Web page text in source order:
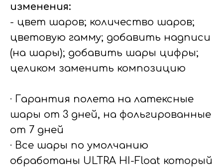
изменения:
- цвет шаров; количество шаров;
цветовую гамму; добавить надписи
(на шары); добавить шары цифры;
целиком заменить композицию
· Гарантия полета на латексные
шары от 3 дней, на фольгированные
от 7 дней
· Все шары по умолчанию
обработаны ULTRA HI-Float который